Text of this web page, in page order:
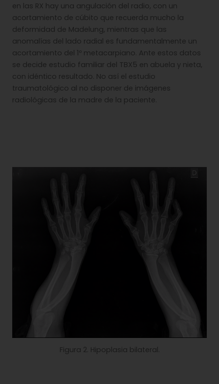
en las RX hay una angulación del radio, con un
acortamiento de cúbito que recuerda mucho la
deformidad de Madelung, mientras que las
anomalías del lado radial es fundamentalmente un
acortamiento del 1º metacarpiano. Ante estos datos
se decide estudio familiar del TBX5 en abuela y nieta,
con idéntico resultado. No así el estudio
traumatológico al no disponer de imágenes
radiológicas de la madre de la paciente.
Figura 2. Hipoplasia bilateral.